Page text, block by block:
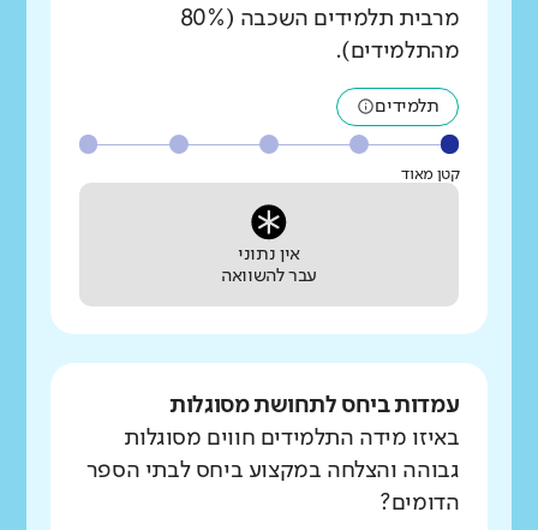
מרבית תלמידים השכבה (80%
מהתלמידים).
תלמידים
קטן מאוד
אין נתוני
עבר להשוואה
עמדות ביחס לתחושת מסוגלות
באיזו מידה התלמידים חווים מסוגלות
גבוהה והצלחה במקצוע ביחס לבתי הספר
הדומים?